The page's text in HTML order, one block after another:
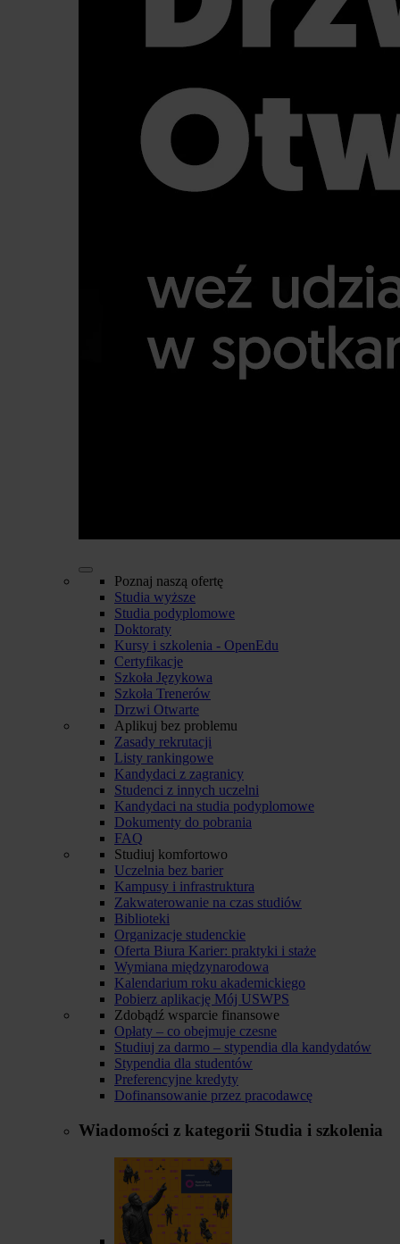
Poznaj naszą ofertę
Studia wyższe
Studia podyplomowe
Doktoraty
Kursy i szkolenia - OpenEdu
Certyfikacje
Szkoła Językowa
Szkoła Trenerów
Drzwi Otwarte
Aplikuj bez problemu
Zasady rekrutacji
Listy rankingowe
Kandydaci z zagranicy
Studenci z innych uczelni
Kandydaci na studia podyplomowe
Dokumenty do pobrania
FAQ
Studiuj komfortowo
Uczelnia bez barier
Kampusy i infrastruktura
Zakwaterowanie na czas studiów
Biblioteki
Organizacje studenckie
Oferta Biura Karier: praktyki i staże
Wymiana międzynarodowa
Kalendarium roku akademickiego
Pobierz aplikację Mój USWPS
Zdobądź wsparcie finansowe
Opłaty – co obejmuje czesne
Studiuj za darmo – stypendia dla kandydatów
Stypendia dla studentów
Preferencyjne kredyty
Dofinansowanie przez pracodawcę
Wiadomości z kategorii Studia i szkolenia